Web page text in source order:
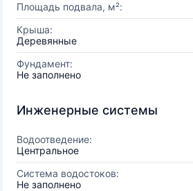
Площадь подвала, м²:
Крыша:
Деревянные
Фундамент:
Не заполнено
Инженерные системы
Водоотведение:
Центральное
Система водостоков:
Не заполнено